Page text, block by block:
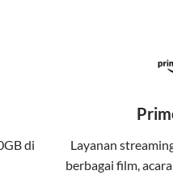
konektivitas internet
di
Layanan
berbagai film,